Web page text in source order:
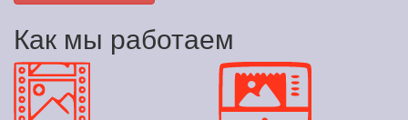
Как мы работаем